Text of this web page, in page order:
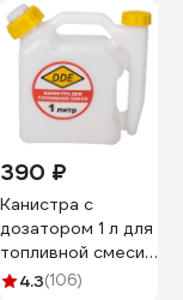
390 ₽
Канистра с
дозатором 1 л для
топливной смеси
DDE 247-002
4.3(106)